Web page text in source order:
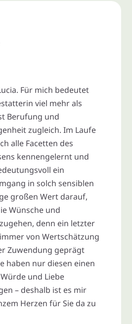
Für mich bedeutet
viel mehr als
Berufung und
zugleich. Im Laufe
alle Facetten des
kennengelernt und
ein
in solch sensiblen
großen Wert darauf,
Wünsche und
denn ein letzter
von Wertschätzung
Zuwendung geprägt
haben nur diesen einen
und Liebe
– deshalb ist es mir
Herzen für Sie da zu